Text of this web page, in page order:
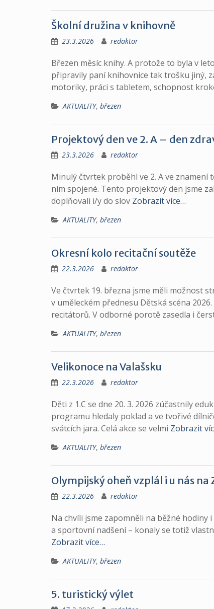
Školní družina v knihovně
23.3.2026 redaktor
Březen měsíc knihy. A protože to byla v
připravily paní knihovnice tak trošku jiný,
motoriky, práci s tabletem, schopnost
AKTUALITY, březen
Projektový den ve 2. A – den
23.3.2026 redaktor
Minulý čtvrtek proběhl ve 2. A ve znamení
ním spojené. Tento projektový den jsme
doplňovali i/y do slov Zobrazit více…
AKTUALITY, březen
Okresní kolo recitační soutěže
22.3.2026 redaktor
Ve čtvrtek 19. března jsme měli možnost
v uměleckém přednesu Dětská scéna
recitátorů. V odborné porotě zasedla i
AKTUALITY, březen
Velikonoce na Valašsku
22.3.2026 redaktor
Děti z 1.C se dne 20. 3. 2026 zúčastnily
programu hledaly poklad a ve tvořivé
svátcích jara. Celá akce se velmi Zobrazit
AKTUALITY, březen
Olympijský oheň vzplál i u nás na
22.3.2026 redaktor
Na chvíli jsme zapomněli na běžné hodiny
a sportovní nadšení – konaly se totiž
Zobrazit více…
AKTUALITY, březen
5. turistický výlet